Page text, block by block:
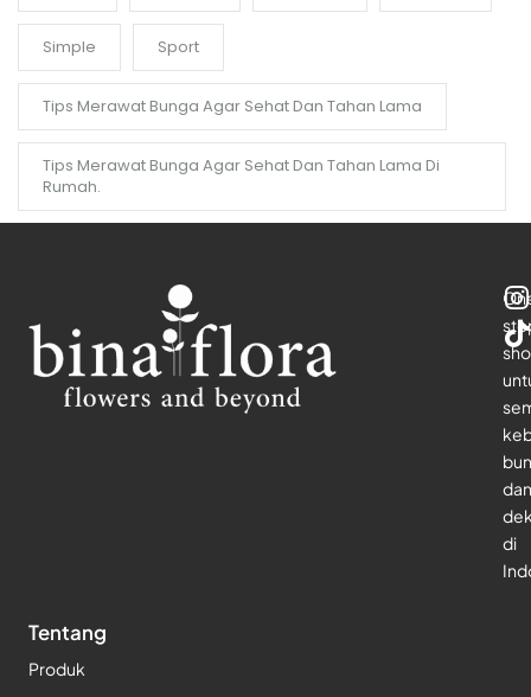
Simple Sport
Tips Merawat Bunga Agar Sehat Dan Tahan Lama
Tips Merawat Bunga Agar Sehat Dan Tahan Lama Di
Rumah.
dan
di
Tentang
Produk